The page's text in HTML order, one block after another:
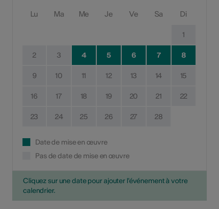
Lu Ma Me Je Ve Sa Di
1
2 3 4 5 6 7 8
9 10 11 12 13 14 15
16 17 18 19 20 21 22
23 24 25 26 27 28
Date de mise en œuvre
Pas de date de mise en œuvre
Cliquez sur une date pour ajouter l'événement à votre
calendrier.